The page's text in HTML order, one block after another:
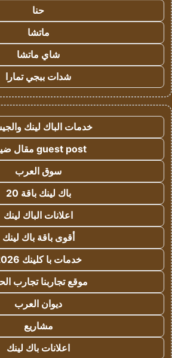
حنا
ماتشا
شاي ماتشا
شدات ببجي تمارا
خدمات الباك لينك
guest post مقال ضيف
سوق العرب
باك لينك باقة 20
اعلانات الباك لينك
أقوى باقة باك لينك
خدمات با كلينك 2026
موقع تجاربنا تجارب
ديوان العرب
مشاريع
اعلانات باك لينك